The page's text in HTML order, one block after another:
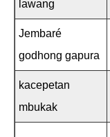
lawang
Jembaré
godhong gapura
kacepetan
mbukak